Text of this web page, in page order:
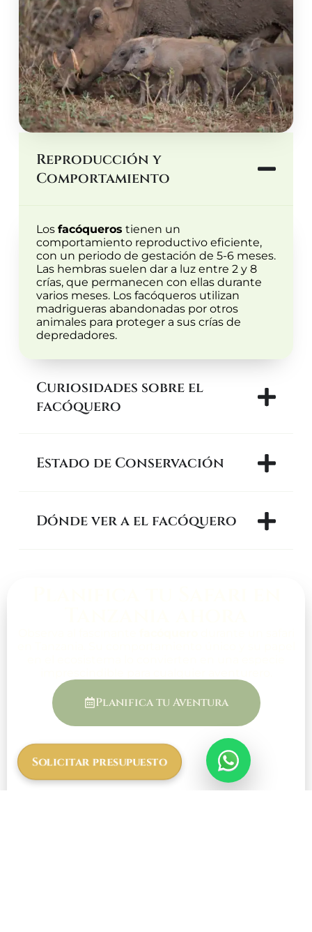
Reproducción y
Comportamiento
Los facóqueros tienen un
comportamiento reproductivo eficiente,
con un periodo de gestación de 5-6 meses.
Las hembras suelen dar a luz entre 2 y 8
crías, que permanecen con ellas durante
varios meses. Los facóqueros utilizan
madrigueras abandonadas por otros
animales para proteger a sus crías de
depredadores.
Curiosidades sobre el
facóquero
Estado de Conservación
Dónde ver a el facóquero
Planifica tu Aventura
Solicitar presupuesto